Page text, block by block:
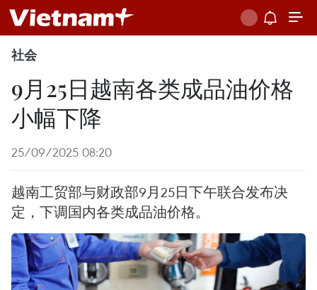
社会
9月25日越南各类成品油价格
小幅下降
25/09/2025 08:20
越南工贸部与财政部9月25日下午联合发布决
定，下调国内各类成品油价格。